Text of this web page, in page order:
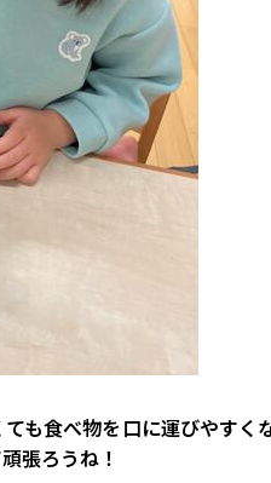
も食べ物を口に運びやすく
張ろうね！